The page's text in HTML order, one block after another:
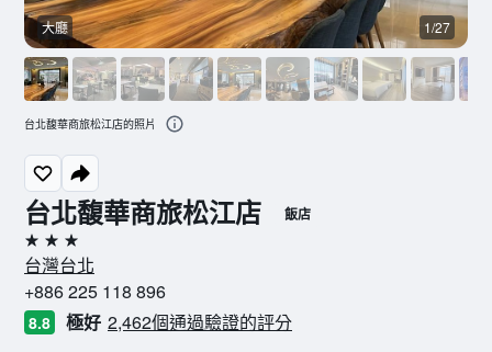
台北馥華商旅松江店 飯店
3星級
台灣台北
+886 225 118 896
8.8 極好 2,462個通過驗證的評分
大廳 1/27
台北馥華商旅松江店的照片